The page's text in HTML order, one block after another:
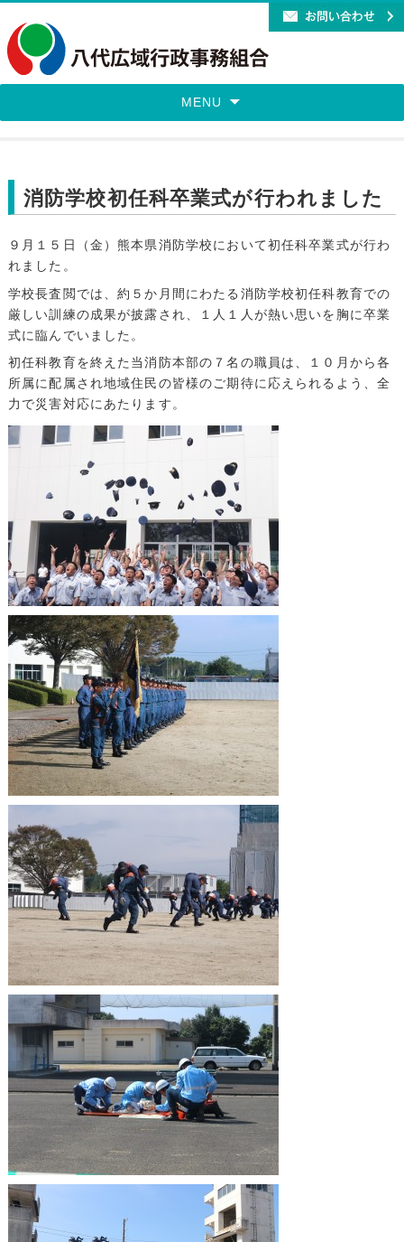
MENU
消防学校初任科卒業式が行われました
９月１５日（金）熊本県消防学校において初任科卒業式が行わ
れました。
学校長査閲では、約５か月間にわたる消防学校初任科教育での
厳しい訓練の成果が披露され、１人１人が熱い思いを胸に卒業
式に臨んでいました。
初任科教育を終えた当消防本部の７名の職員は、１０月から各
所属に配属され地域住民の皆様のご期待に応えられるよう、全
力で災害対応にあたります。